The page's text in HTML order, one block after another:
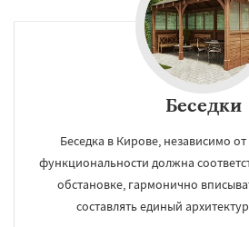
Беседки
Беседка в Кирове, независимо
функциональности должна
обстановке, гармонично
составлять единый